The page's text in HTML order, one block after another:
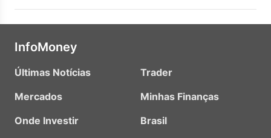
InfoMoney
Últimas Notícias
Mercados
Onde Investir
Trader
Minhas Finanças
Brasil